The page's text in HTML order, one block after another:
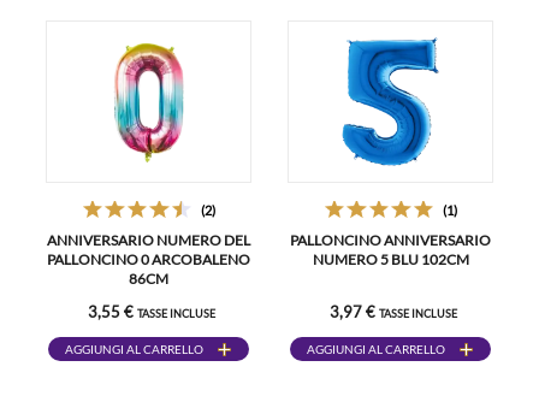
(2)
ANNIVERSARIO NUMERO DEL
PALLONCINO 0 ARCOBALENO
86CM
3,55 € TASSE INCLUSE
AGGIUNGI AL CARRELLO
(1)
PALLONCINO ANNIVERSARIO
NUMERO 5 BLU 102CM
3,97 € TASSE INCLUSE
AGGIUNGI AL CARRELLO